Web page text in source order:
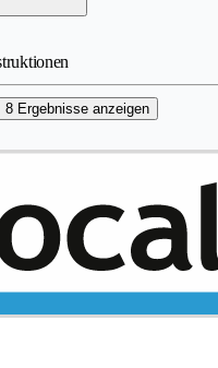
8 Ergebnisse anzeigen